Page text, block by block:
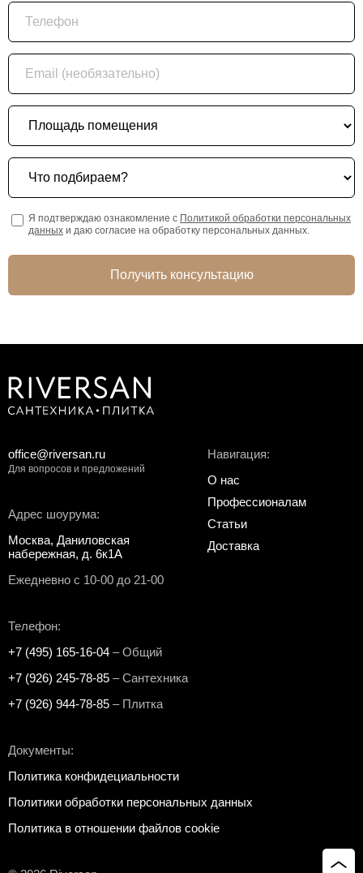
Телефон
Email (необязательно)
Площадь помещения
Что подбираем?
Я подтверждаю ознакомление с Политикой обработки персональных
данных и даю согласие на обработку персональных данных.
Получить консультацию
Адрес шоурума:
Москва, Даниловская
набережная, д. 6к1А
Ежедневно с 10-00 до 21-00
Телефон:
+7 (495) 165-16-04 – Общий
+7 (926) 245-78-85 – Сантехника
+7 (926) 944-78-85 – Плитка
Документы:
Политика конфидециальности
Политики обработки персональных данных
Политика в отношении файлов cookie
Навигация:
О нас
Профессионалам
Статьи
Доставка
office@riversan.ru
Для вопросов и предложений